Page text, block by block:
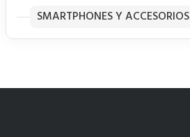
SMARTPHONES Y ACCESORIOS